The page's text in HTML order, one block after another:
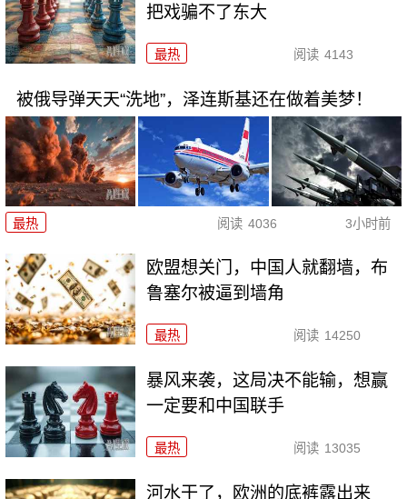
把戏骗不了东大
最热 阅读 4143
被俄导弹天天“洗地”，泽连斯基还在做着美梦！
最热 阅读 4036 3小时前
欧盟想关门，中国人就翻墙，布
鲁塞尔被逼到墙角
最热 阅读 14250
暴风来袭，这局决不能输，想赢
一定要和中国联手
最热 阅读 13035
河水干了，欧洲的底裤露出来